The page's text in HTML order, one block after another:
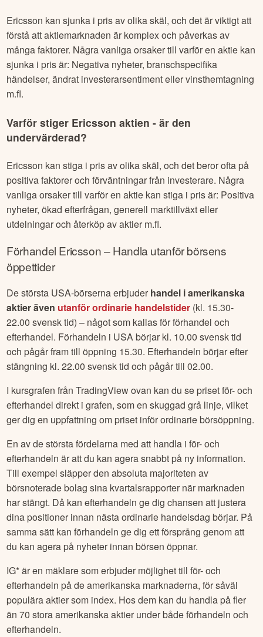
Ericsson kan sjunka i pris av olika skäl, och det är viktigt att
förstå att aktiemarknaden är komplex och påverkas av
många faktorer. Några vanliga orsaker till varför en aktie kan
sjunka i pris är: Negativa nyheter, branschspecifika
händelser, ändrat investerarsentiment eller vinsthemtagning
m.fl.
Varför stiger Ericsson aktien - är den
undervärderad?
Ericsson kan stiga i pris av olika skäl, och det beror ofta på
positiva faktorer och förväntningar från investerare. Några
vanliga orsaker till varför en aktie kan stiga i pris är: Positiva
nyheter, ökad efterfrågan, generell marktillväxt eller
utdelningar och återköp av aktier m.fl.
Förhandel Ericsson– Handla utanför börsens
öppettider
De största USA-börserna erbjuder handel i amerikanska
aktier även utanför ordinarie handelstider (kl. 15.30-
22.00 svensk tid) – något som kallas för förhandel och
efterhandel. Förhandeln i USA börjar kl. 10.00 svensk tid
och pågår fram till öppning 15.30. Efterhandeln börjar efter
stängning kl. 22.00 svensk tid och pågår till 02.00.
I kursgrafen från TradingView ovan kan du se priset för- och
efterhandel direkt i grafen, som en skuggad grå linje, vilket
ger dig en uppfattning om priset inför ordinarie börsöppning.
En av de största fördelarna med att handla i för- och
efterhandeln är att du kan agera snabbt på ny information.
Till exempel släpper den absoluta majoriteten av
börsnoterade bolag sina kvartalsrapporter när marknaden
har stängt. Då kan efterhandeln ge dig chansen att justera
dina positioner innan nästa ordinarie handelsdag börjar. På
samma sätt kan förhandeln ge dig ett försprång genom att
du kan agera på nyheter innan börsen öppnar.
IG* är en mäklare som erbjuder möjlighet till för- och
efterhandeln på de amerikanska marknaderna, för såväl
populära aktier som index. Hos dem kan du handla på fler
än 70 stora amerikanska aktier under både förhandeln och
efterhandeln.